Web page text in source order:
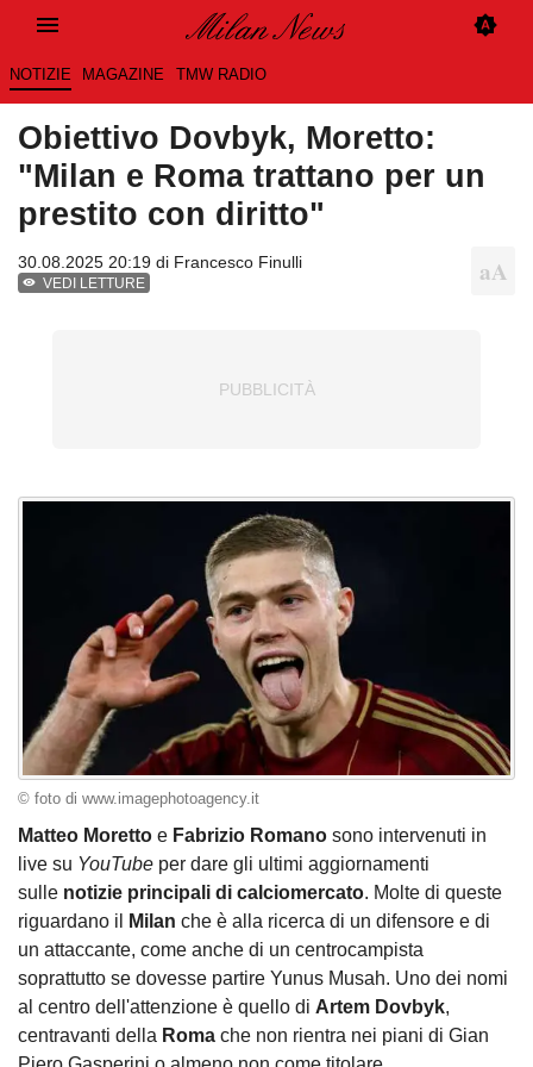
NOTIZIE MAGAZINE TMW RADIO
Obiettivo Dovbyk, Moretto:
"Milan e Roma trattano per un
prestito con diritto"
30.08.2025 20:19 di Francesco Finulli
VEDI LETTURE
© foto di www.imagephotoagency.it
Matteo Moretto e Fabrizio Romano sono intervenuti in
live su YouTube per dare gli ultimi aggiornamenti
sulle notizie principali di calciomercato. Molte di queste
riguardano il
Milan che è alla ricerca di un difensore e di
un attaccante, come anche di un centrocampista
soprattutto se dovesse partire Yunus Musah. Uno dei nomi
al centro dell'attenzione è quello di Artem Dovbyk,
centravanti della Roma che non rientra nei piani di Gian